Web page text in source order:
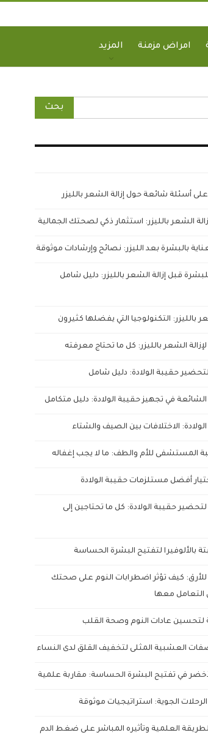
امراض مزمنة المزيد
على أسئلة شائعة حول إزالة الشعر بالليزر
الشعر بالليزر: استثمار ذكي لصحتك الجمالية
بالبشرة بعد الليزر: نصائح وإرشادات موثوقة
قبل إزالة الشعر بالليزر: دليل شامل
بالليزر: التكنولوجيا التي يفضلها كثيرون
الشعر بالليزر: كل ما تحتاج معرفته
لتحضير حقيبة الولادة: دليل شامل
في تجهيز حقيبة الولادة: دليل متكامل
الاختلافات بين الصيف والشتاء
المستشفى للأم والطف: ما لا يجب إغفاله
أفضل مستلزمات حقيبة الولادة
لتحضير حقيبة الولادة: كل ما تحتاجين إلى
بالألوفيرا لتفتيح البشرة الحساسة
للأرق: كيف تؤثر اضطرابات النوم على صحتك
التعامل معها
لتحسين عادات النوم وصحة القلب
العشبية المثلى لتخفيف القلق لدى النساء
في تفتيح البشرة الحساسة: مقاربة علمية
الجوية: استراتيجيات موثوقة
العلمية وتأثيره المباشر على ضغط الدم